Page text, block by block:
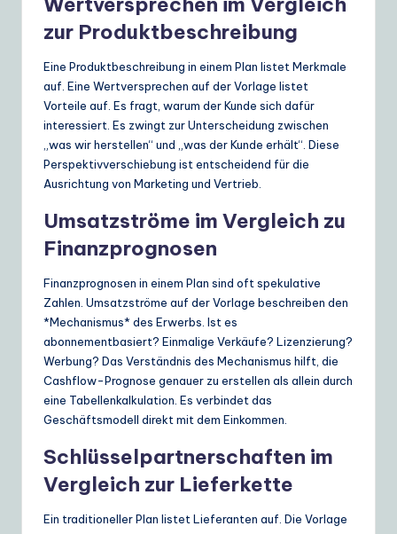
zur Produktbeschreibung
Eine Produktbeschreibung in einem Plan listet Merkmale
auf. Eine Wertversprechen auf der Vorlage listet
Vorteile auf. Es fragt, warum der Kunde sich dafür
interessiert. Es zwingt zur Unterscheidung zwischen
„was wir herstellen“ und „was der Kunde erhält“. Diese
Perspektivverschiebung ist entscheidend für die
Ausrichtung von Marketing und Vertrieb.
Umsatzströme im Vergleich zu
Finanzprognosen
Finanzprognosen in einem Plan sind oft spekulative
Zahlen. Umsatzströme auf der Vorlage beschreiben den
*Mechanismus* des Erwerbs. Ist es
abonnementbasiert? Einmalige Verkäufe? Lizenzierung?
Werbung? Das Verständnis des Mechanismus hilft, die
Cashflow-Prognose genauer zu erstellen als allein durch
eine Tabellenkalkulation. Es verbindet das
Geschäftsmodell direkt mit dem Einkommen.
Schlüsselpartnerschaften im
Vergleich zur Lieferkette
Ein traditioneller Plan listet Lieferanten auf. Die Vorlage